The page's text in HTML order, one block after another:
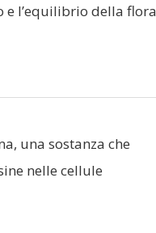
e l’equilibrio della flora
una sostanza che
nelle cellule